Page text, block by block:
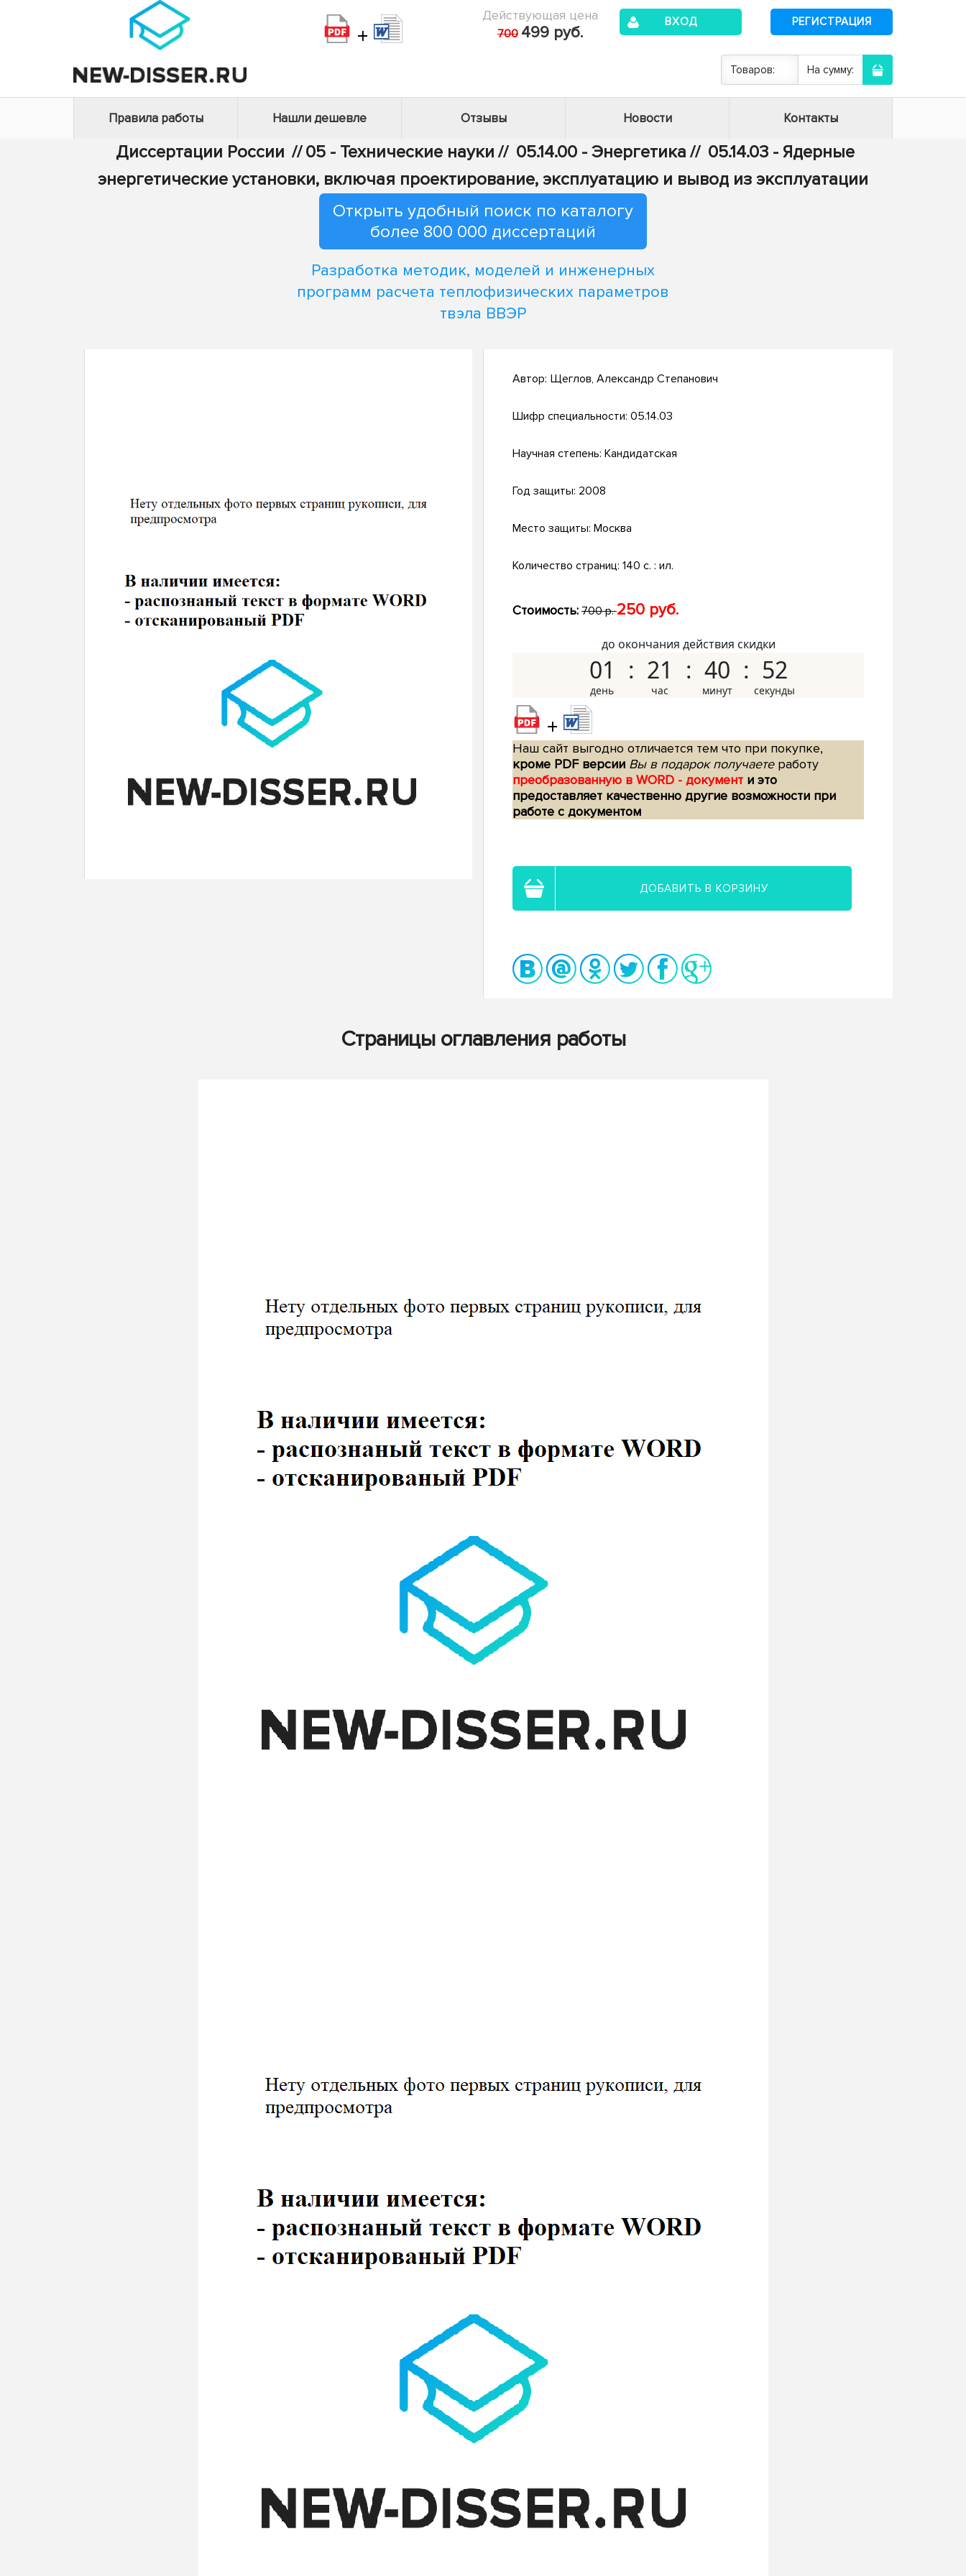
+
Действующая цена
700 499 руб.
ВХОД РЕГИСТРАЦИЯ
Товаров: На сумму:
Правила работы Нашли дешевле Отзывы Новости Контакты
Диссертации России // 05 - Технические науки // 05.14.00 - Энергетика // 05.14.03 - Ядерные
энергетические установки, включая проектирование, эксплуатацию и вывод из эксплуатации
Открыть удобный поиск по каталогу
более 800 000 диссертаций
Разработка методик, моделей и инженерных
программ расчета теплофизических параметров
твэла ВВЭР
Автор: Щеглов, Александр Степанович
Шифр специальности: 05.14.03
Научная степень: Кандидатская
Год защиты: 2008
Место защиты: Москва
Количество страниц: 140 с. : ил.
Стоимость: 700 р.250 руб.
до окончания действия скидки
01 21 40 51
+
Наш сайт выгодно отличается тем что при покупке,
кроме PDF версии Вы в подарок получаетеработу
преобразованную в WORD - документ и это
предоставляет качественно другие возможности при
работе с документом
ДОБАВИТЬ В КОРЗИНУ
Страницы оглавления работы